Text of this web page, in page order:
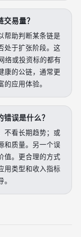
易量？
帮助判断某条链是
处于扩张阶段。这
络或投资标的都有
康的公链，通常更
应用体验。
误是什么？
不看长期趋势；或
和质量。另一个误
值。更合理的方式
用类型和收入指标